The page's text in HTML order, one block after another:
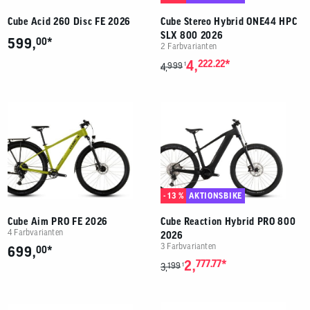
Cube Acid 260 Disc FE 2026
599,00*
Cube Stereo Hybrid ONE44 HPC
SLX 800 2026
2 Farbvarianten
4,999 14,222.22*
Cube Aim PRO FE 2026
4 Farbvarianten
699,00*
- 13 % AKTIONSBIKE
Cube Reaction Hybrid PRO 800
2026
3 Farbvarianten
3,199 12,777.77*